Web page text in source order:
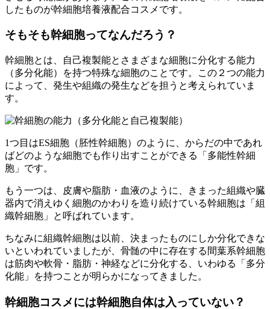
したものが幹細胞培養液配合コスメです。
そもそも幹細胞ってなんだろう？
幹細胞とは、自己複製能とさまざまな細胞に分化する能力
（多分化能）を持つ特殊な細胞のことです。この２つの能力
によって、発生や組織の発生などを担うと考えられていま
す。
1つ目はES細胞（胚性幹細胞）のように、からだの中であれ
ばどのような細胞でも作り出すことができる
「多能性幹細
胞」 です。
もう一つは、皮膚や脂肪・血液のように、きまった組織や臓
器内で消えゆく細胞のかわりを造り続けている幹細胞は 「組
織幹細胞」
と呼ばれています。
ちなみに組織幹細胞は以前、決まったものにしか分化できな
いといわれていましたが、骨髄の中に存在する間葉系幹細胞
は筋肉や軟骨・脂肪・神経などに分化する、いわゆる「多分
化能」を持つことが明らかになってきました。
幹細胞コスメには幹細胞自体は入っていない？